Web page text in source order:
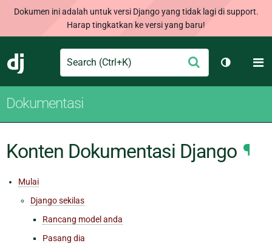
Dokumen ini adalah untuk versi Django yang tidak lagi di support.
Harap tingkatkan ke versi yang baru!
Django
Search Ajukan
Ganti
Dokumentasi
Konten Dokumentasi Django ¶
Mulai
Django sekilas
Rancang model anda
Pasang dia